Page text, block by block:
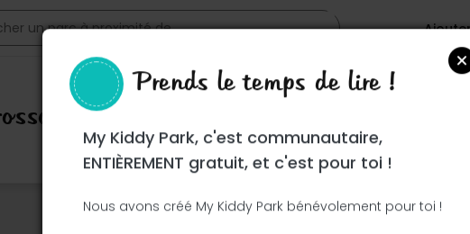
Prends le temps de lire !
My Kiddy Park, c'est communautaire,
ENTIÈREMENT gratuit, et c'est pour toi !
Nous avons créé My Kiddy Park bénévolement pour toi !